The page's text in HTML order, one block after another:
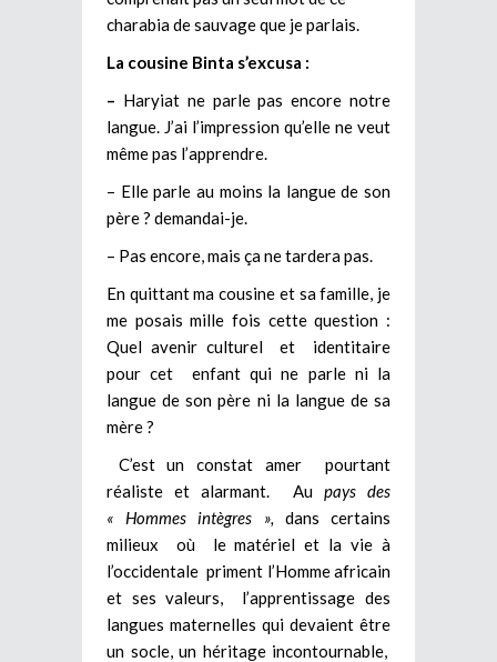
charabia de sauvage que je parlais.
La cousine Binta s’excusa :
– Haryiat ne parle pas encore notre
langue. J’ai l’impression qu’elle ne veut
même pas l’apprendre.
– Elle parle au moins la langue de son
père ? demandai-je.
– Pas encore, mais ça ne tardera pas.
En quittant ma cousine et sa famille, je
me posais mille fois cette question :
Quel avenir culturel et identitaire
pour cet enfant qui ne parle ni la
langue de son père ni la langue de sa
mère ?
C’est un constat amer pourtant
réaliste et alarmant. Au pays des
« Hommes intègres »,
dans certains
milieux où le matériel et la vie à
l’occidentale priment l’Homme africain
et ses valeurs, l’apprentissage des
langues maternelles qui devaient être
un socle, un héritage incontournable,